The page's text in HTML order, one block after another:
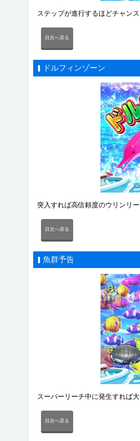
ステップが進行するほどチャン
目次へ戻る
ドルフィンゾーン
突入すれば高信頼度のウリンリ
目次へ戻る
魚群予告
スーパーリーチ中に発生すれば大
目次へ戻る